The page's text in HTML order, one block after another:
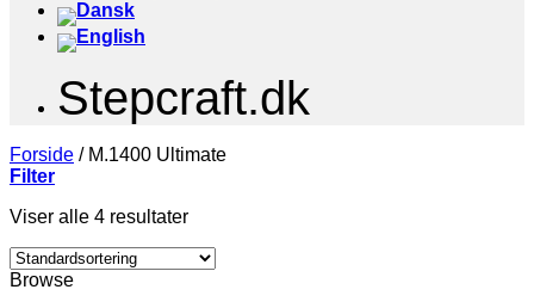
Stepcraft.dk
Forside /M.1400 Ultimate
Filter
Viser alle 4 resultater
Browse